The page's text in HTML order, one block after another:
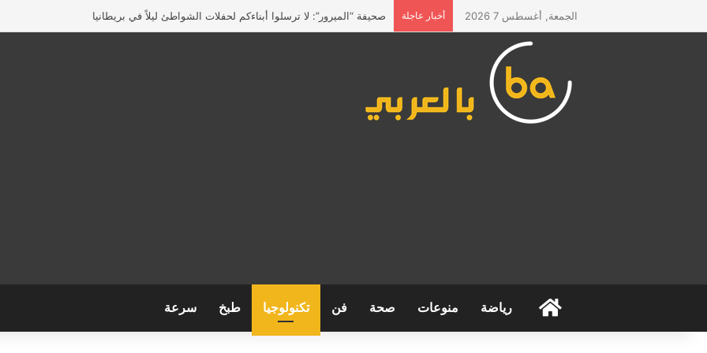
الجمعة, أغسطس 7 2026 أخبار عاجلة صحيفة “الميرور”: لا ترسلوا أبناءكم لحفلات الشواطئ ليلاً في بريطانيا
الرئيسيةرياضة منوعات صحة فن تكنولوجيا طبخ سرعة